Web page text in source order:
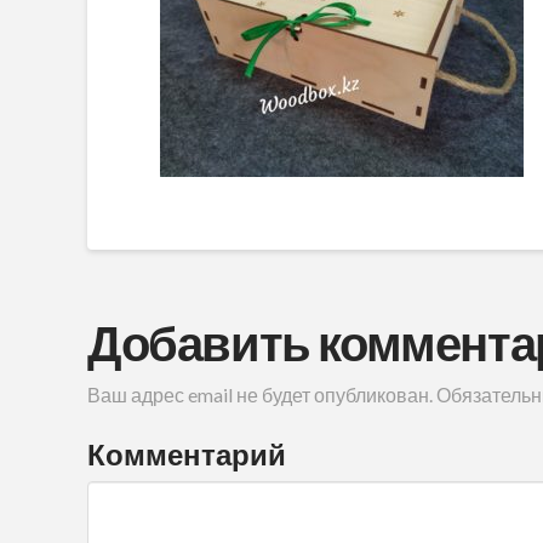
Добавить
Ваш адрес email не будет опубликован.
Комментарий